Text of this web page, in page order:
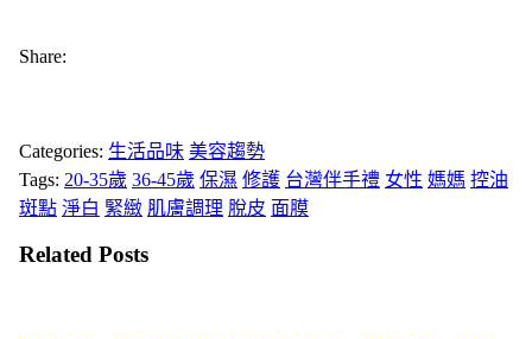
Share:
Categories: 生活品味 美容趨勢
Tags: 20-35歲 36-45歲 保濕 修護 台灣伴手禮 女性 媽媽 控油
斑點 淨白 緊緻 肌膚調理 脫皮 面膜
Related Posts